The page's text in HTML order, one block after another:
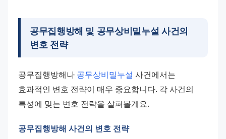
공무집행방해 및 공무상비밀누설 사건의
변호 전략
공무집행방해나 공무상비밀누설 사건에서는
효과적인 변호 전략이 매우 중요합니다. 각 사건의
특성에 맞는 변호 전략을 살펴볼게요.
공무집행방해 사건의 변호 전략